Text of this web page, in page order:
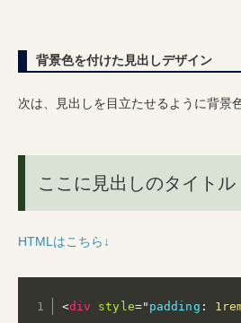
背景色を付けた見出しデザイン
次は、見出しを目立たせるように背景
ここに見出しのタイトル
HTMLはこちら↓
<div style=" padding :